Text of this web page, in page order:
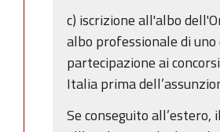
c) iscrizione all'albo
albo professionale di uno
partecipazione ai
Italia prima
Se conseguito